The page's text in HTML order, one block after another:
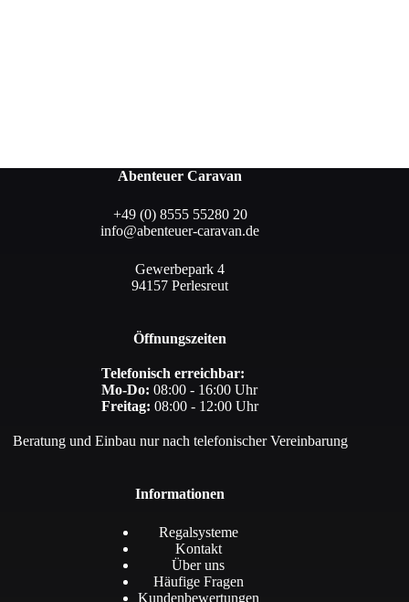
Abenteuer Caravan
+49 (0) 8555 55280 20
info@abenteuer-caravan.de
Gewerbepark 4
94157 Perlesreut
Öffnungszeiten
Telefonisch erreichbar:
Mo-Do: 08:00 - 16:00 Uhr
Freitag:08:00 - 12:00 Uhr
Beratung und Einbau nur nach telefonischer Vereinbarung
Informationen
Regalsysteme
Kontakt
Über uns
Häufige Fragen
Kundenbewertungen